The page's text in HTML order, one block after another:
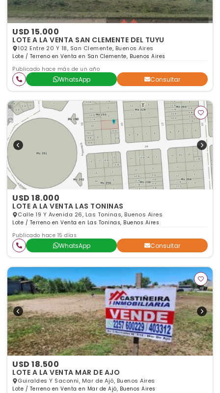
USD 15.000
LOTE A LA VENTA SAN CLEMENTE DEL TUYU
102 Entre 20 Y 18, San Clemente, Buenos Aires
Lote / Terreno en Venta en San Clemente, Buenos Aires
Publicado hace más de un año
WhatsApp Consultar
USD 18.000
LOTE A LA VENTA LAS TONINAS
Calle 19 Y Avenida 26, Las Toninas, Buenos Aires
Lote / Terreno en Venta en Las Toninas, Buenos Aires
Publicado hace 15 días
WhatsApp Consultar
USD 18.500
LOTE A LA VENTA MAR DE AJO
Guiraldes Y Saconni, Mar de Ajó, Buenos Aires
Lote / Terreno en Venta en Mar de Ajó, Buenos Aires